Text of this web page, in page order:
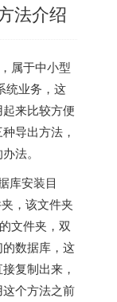
法介绍
属于中小型
统业务，这
来比较方便
导出方法，
法。
库安装目
，该文件夹
文件夹，双
数据库，这
复制出来，
个方法之前